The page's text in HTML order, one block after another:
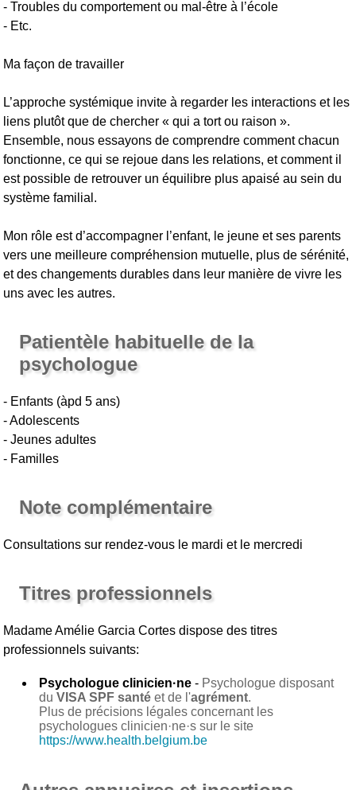
- Troubles du comportement ou mal-être à l’école
- Etc.
Ma façon de travailler
L’approche systémique invite à regarder les interactions et les
liens plutôt que de chercher « qui a tort ou raison ».
Ensemble, nous essayons de comprendre comment chacun
fonctionne, ce qui se rejoue dans les relations, et comment il
est possible de retrouver un équilibre plus apaisé au sein du
système familial.
Mon rôle est d’accompagner l’enfant, le jeune et ses parents
vers une meilleure compréhension mutuelle, plus de sérénité,
et des changements durables dans leur manière de vivre les
uns avec les autres.
Patientèle habituelle de la
psychologue
- Enfants (àpd 5 ans)
- Adolescents
- Jeunes adultes
- Familles
Note complémentaire
Consultations sur rendez-vous le mardi et le mercredi
Titres professionnels
Madame Amélie Garcia Cortes dispose des titres
professionnels suivants:
Psychologue clinicien·ne - Psychologue disposant
duVISA SPF santé et de l'agrément.
Plus de précisions légales concernant les
psychologues clinicien·ne·s sur le site
https://www.health.belgium.be